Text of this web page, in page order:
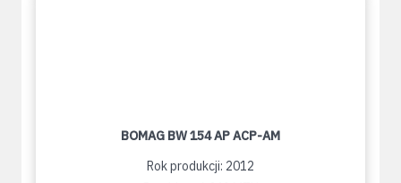
BOMAG BW 154 AP ACP-AM
Rok produkcji: 2012